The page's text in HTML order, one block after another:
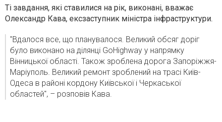
Ті завдання, які ставилися на рік, виконані, вважає
Олександр Кава, ексзаступник міністра інфраструктури.
"Вдалося все, що планувалося. Великий обсяг доріг
було виконано на ділянці GoHighway у напрямку
Вінницької області. Також зроблена дорога Запоріжжя-
Маріуполь. Великий ремонт зроблений на трасі Київ-
Одеса в районі кордону Київської і Черкаської
областей", – розповів Кава.